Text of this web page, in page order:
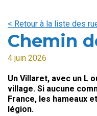
< Retour à la liste des
Chemin
4 juin 2026
Un Villaret, avec un L
village. Si aucune
France, les hameaux
légion.